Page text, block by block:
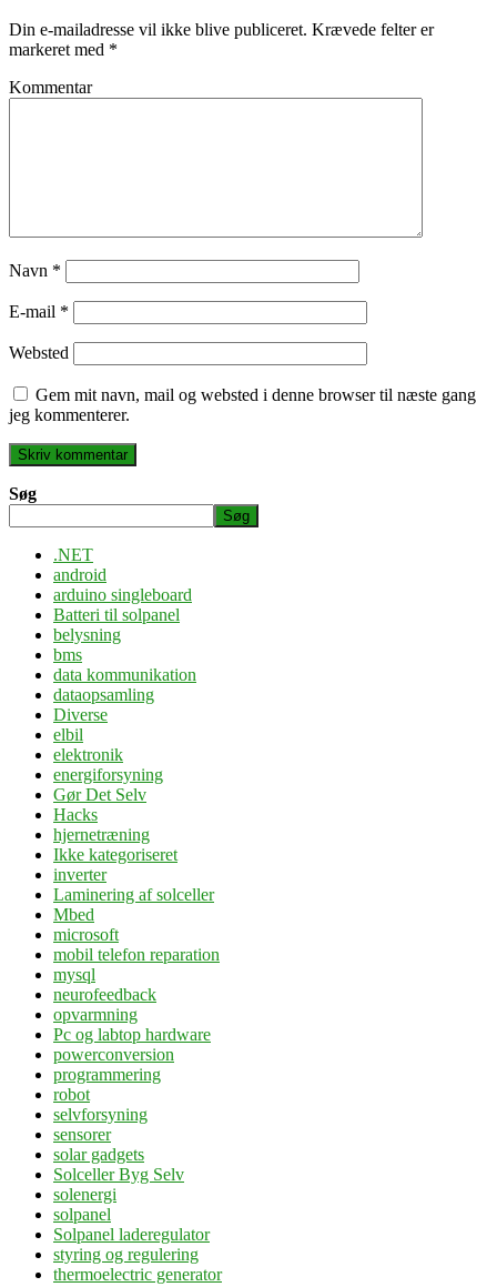
Din e-mailadresse vil ikke blive publiceret. Krævede felter er
markeret med *
Kommentar
Navn *
E-mail *
Websted
Gem mit navn, mail og websted i denne browser til næste gang
jeg kommenterer.
Søg
Søg
.NET
android
arduino singleboard
Batteri til solpanel
belysning
bms
data kommunikation
dataopsamling
Diverse
elbil
elektronik
energiforsyning
Gør Det Selv
Hacks
hjernetræning
Ikke kategoriseret
inverter
Laminering af solceller
Mbed
microsoft
mobil telefon reparation
mysql
neurofeedback
opvarmning
Pc og labtop hardware
powerconversion
programmering
robot
selvforsyning
sensorer
solar gadgets
Solceller Byg Selv
solenergi
solpanel
Solpanel laderegulator
styring og regulering
thermoelectric generator